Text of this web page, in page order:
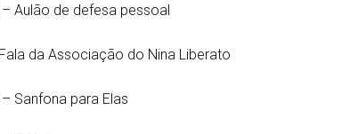
Aulão de defesa pessoal
da Associação do Nina Liberato
Sanfona para Elas